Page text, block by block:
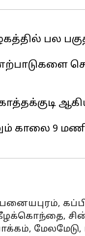
பல
காலை 9